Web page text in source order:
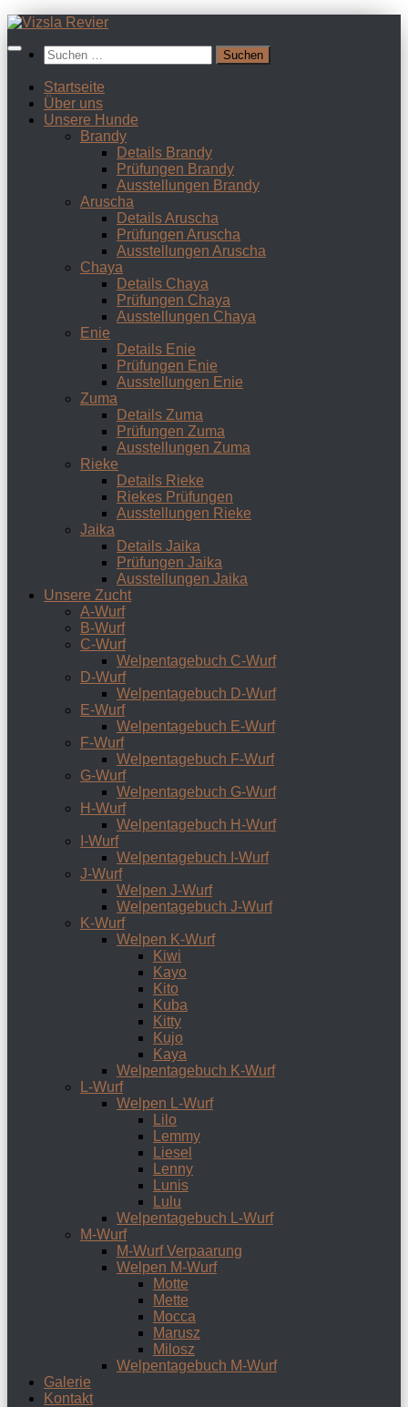
Zum
springenSuchen
nach:
Startseite
Über uns
Unsere Hunde
Brandy
Details Brandy
Prüfungen Brandy
Ausstellungen Brandy
Aruscha
Details Aruscha
Prüfungen Aruscha
Ausstellungen Aruscha
Chaya
Details Chaya
Prüfungen Chaya
Ausstellungen Chaya
Enie
Details Enie
Prüfungen Enie
Ausstellungen Enie
Zuma
Details Zuma
Prüfungen Zuma
Ausstellungen Zuma
Rieke
Details Rieke
Riekes Prüfungen
Ausstellungen Rieke
Jaika
Details Jaika
Prüfungen Jaika
Ausstellungen Jaika
Unsere Zucht
A-Wurf
B-Wurf
C-Wurf
Welpentagebuch C-Wurf
D-Wurf
Welpentagebuch D-Wurf
E-Wurf
Welpentagebuch E-Wurf
F-Wurf
Welpentagebuch F-Wurf
G-Wurf
Welpentagebuch G-Wurf
H-Wurf
Welpentagebuch H-Wurf
I-Wurf
Welpentagebuch I-Wurf
J-Wurf
Welpen J-Wurf
Welpentagebuch J-Wurf
K-Wurf
Welpen K-Wurf
Kiwi
Kayo
Kito
Kuba
Kitty
Kujo
Kaya
Welpentagebuch K-Wurf
L-Wurf
Welpen L-Wurf
Lilo
Lemmy
Liesel
Lenny
Lunis
Lulu
Welpentagebuch L-Wurf
M-Wurf
M-Wurf Verpaarung
Welpen M-Wurf
Motte
Mette
Mocca
Marusz
Milosz
Welpentagebuch M-Wurf
Galerie
Kontakt